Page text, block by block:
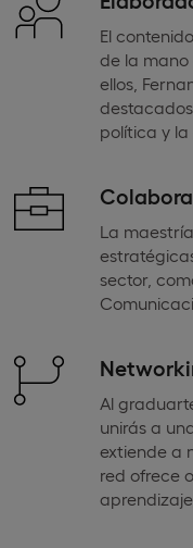
El
de la mano
ellos,
política y
La
sector,
Al
unirás a
extiende a
red ofrece